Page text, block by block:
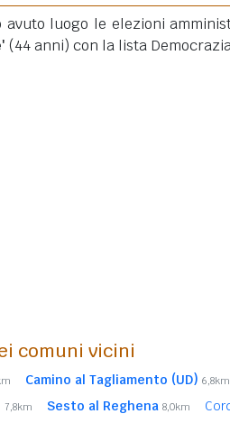
avuto luogo le elezioni
(44 anni) con la lista
comuni vicini
Camino al Tagliamento (UD) 6,8km
7,8km Sesto al Reghena 8,0km